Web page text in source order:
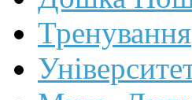
Тренування